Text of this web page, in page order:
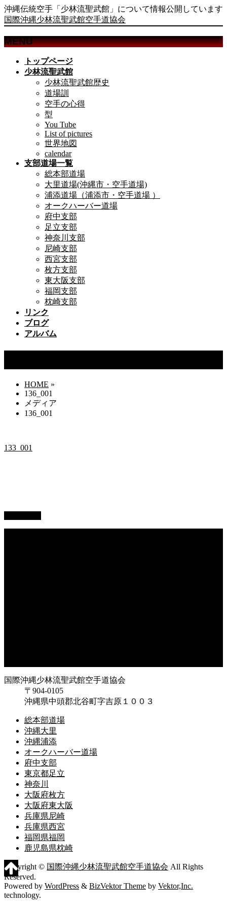
沖縄伝統空手「少林流聖武館」について情報公開しています
国際沖縄少林流聖武館空手道協会
MENU
トップページ
少林流聖武館
少林流聖武館歴史
道場訓
空手の心得
型
You Tube
List of pictures
世界地図
calendar
支部道場一覧
総本部道場
大里道場(沖縄市・空手道場)
浦添道場（浦添市・空手道場 ）
オークハーバー道場
府中支部
足立支部
神奈川支部
尼崎支部
西宮支部
枚方支部
東大阪支部
福岡支部
枕崎支部
リンク
ブログ
アルバム
HOME »
136_001
メディア
136_001
133_001
国際沖縄少林流聖武館空手道協会
〒904-0105
沖縄県中頭郡北谷町字吉原１００３
総本部道場
沖縄大里
沖縄浦添
オークハーバー道場
府中支部
東京都足立
神奈川
大阪府枚方
大阪府東大阪
兵庫県尼崎
兵庫県西宮
福岡県福岡
鹿児島県枕崎
Copyright © 国際沖縄少林流聖武館空手道協会 All Rights
Reserved.
Powered by WordPress & BizVektor Theme by Vektor,Inc.
technology.